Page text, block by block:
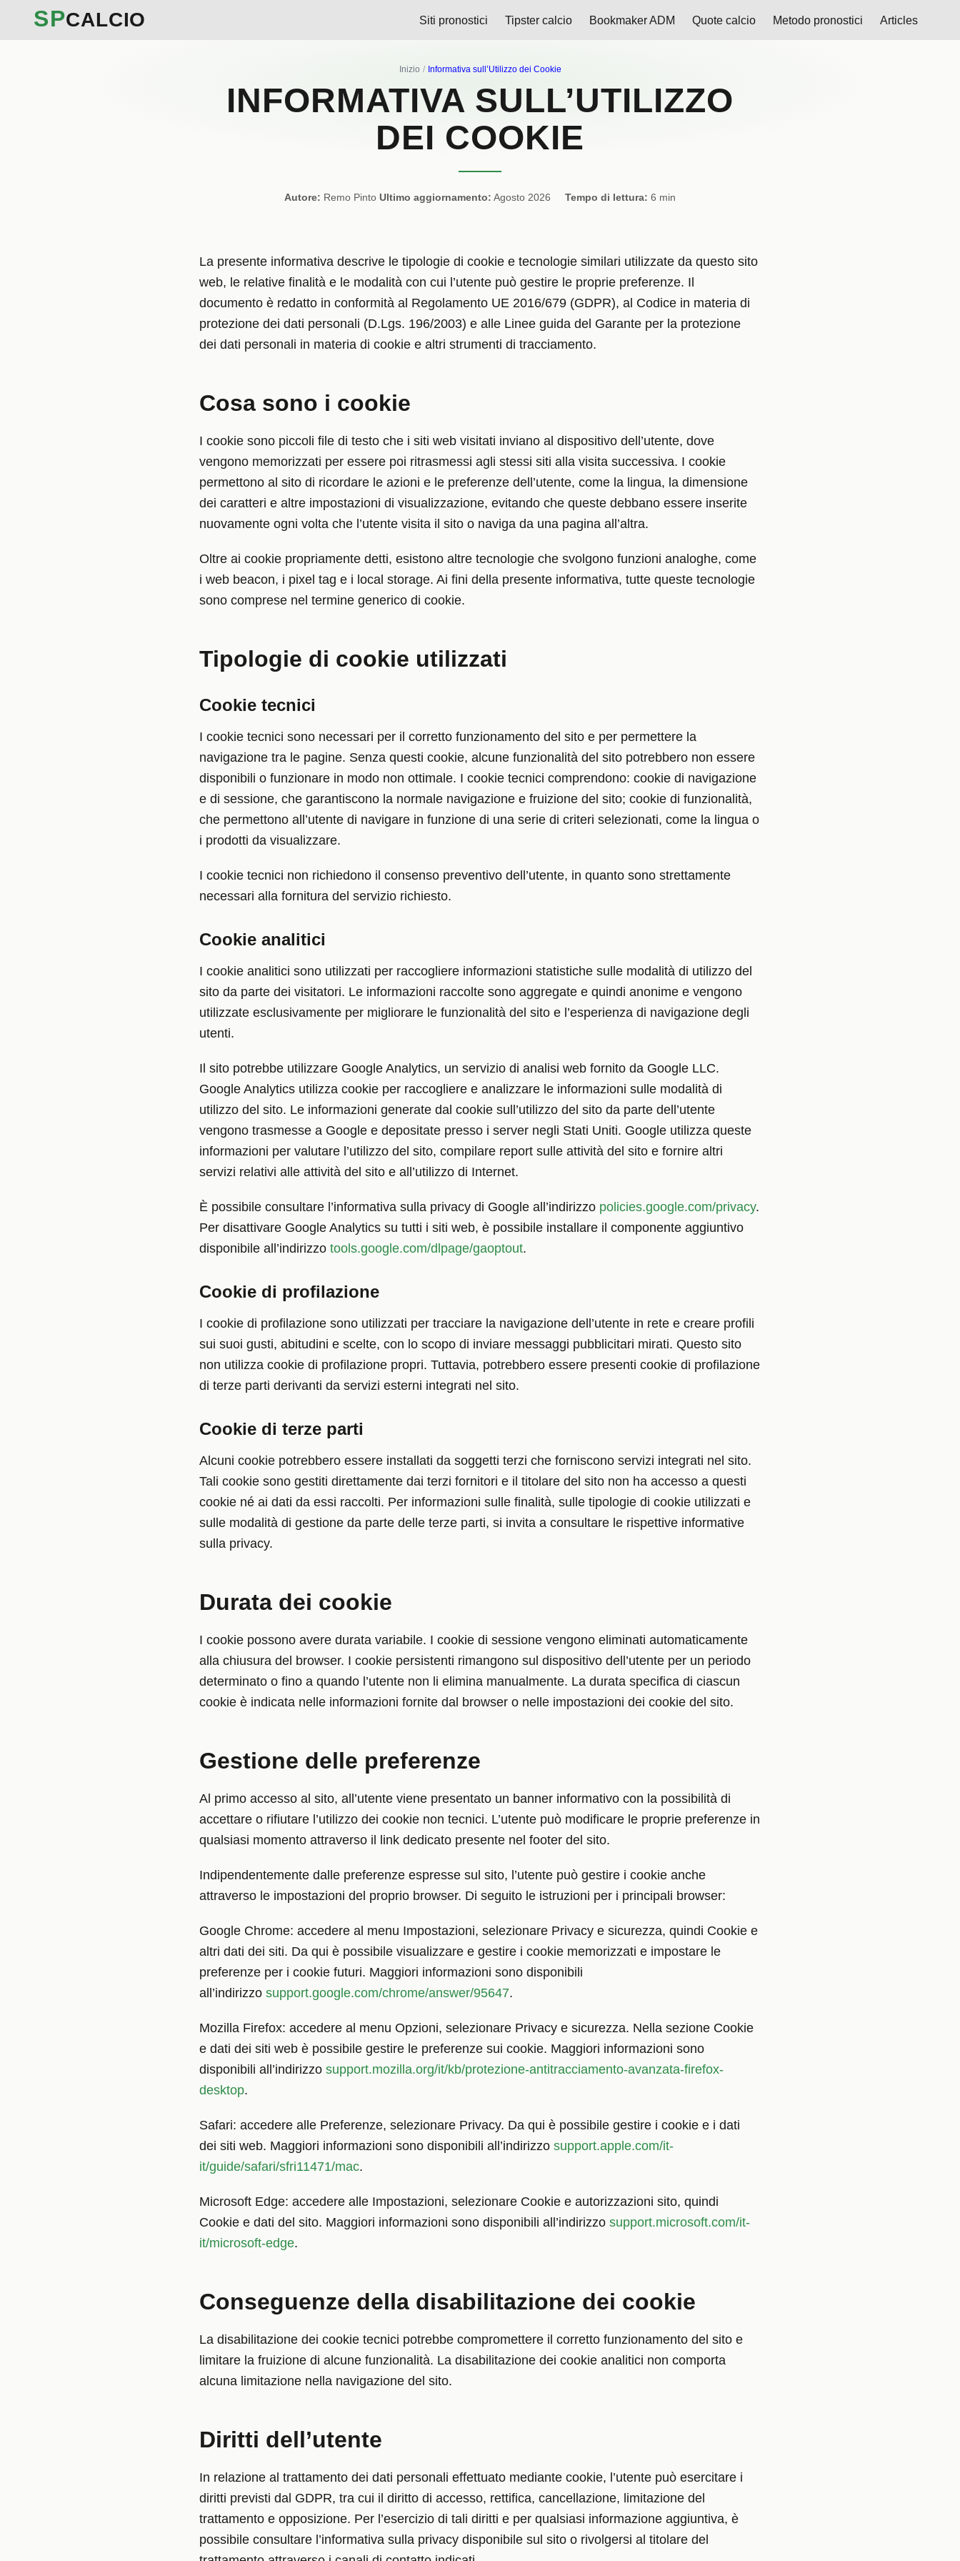
SPCALCIO Siti pronostici Tipster calcio Bookmaker ADM Quote calcio Metodo pronostici Articles
Inizio Informativa sull’Utilizzo dei Cookie
INFORMATIVA SULL’UTILIZZO
DEI COOKIE
Autore: Remo Pinto Ultimo aggiornamento: Agosto 2026 Tempo di lettura: 6 min
La presente informativa descrive le tipologie di cookie e tecnologie similari utilizzate da questo sito
web, le relative finalità e le modalità con cui l’utente può gestire le proprie preferenze. Il
documento è redatto in conformità al Regolamento UE 2016/679 (GDPR), al Codice in materia di
protezione dei dati personali (D.Lgs. 196/2003) e alle Linee guida del Garante per la protezione
dei dati personali in materia di cookie e altri strumenti di tracciamento.
Cosa sono i cookie
I cookie sono piccoli file di testo che i siti web visitati inviano al dispositivo dell’utente, dove
vengono memorizzati per essere poi ritrasmessi agli stessi siti alla visita successiva. I cookie
permettono al sito di ricordare le azioni e le preferenze dell’utente, come la lingua, la dimensione
dei caratteri e altre impostazioni di visualizzazione, evitando che queste debbano essere inserite
nuovamente ogni volta che l’utente visita il sito o naviga da una pagina all’altra.
Oltre ai cookie propriamente detti, esistono altre tecnologie che svolgono funzioni analoghe, come
i web beacon, i pixel tag e i local storage. Ai fini della presente informativa, tutte queste tecnologie
sono comprese nel termine generico di cookie.
Tipologie di cookie utilizzati
Cookie tecnici
I cookie tecnici sono necessari per il corretto funzionamento del sito e per permettere la
navigazione tra le pagine. Senza questi cookie, alcune funzionalità del sito potrebbero non essere
disponibili o funzionare in modo non ottimale. I cookie tecnici comprendono: cookie di navigazione
e di sessione, che garantiscono la normale navigazione e fruizione del sito; cookie di funzionalità,
che permettono all’utente di navigare in funzione di una serie di criteri selezionati, come la lingua o
i prodotti da visualizzare.
I cookie tecnici non richiedono il consenso preventivo dell’utente, in quanto sono strettamente
necessari alla fornitura del servizio richiesto.
Cookie analitici
I cookie analitici sono utilizzati per raccogliere informazioni statistiche sulle modalità di utilizzo del
sito da parte dei visitatori. Le informazioni raccolte sono aggregate e quindi anonime e vengono
utilizzate esclusivamente per migliorare le funzionalità del sito e l’esperienza di navigazione degli
utenti.
Il sito potrebbe utilizzare Google Analytics, un servizio di analisi web fornito da Google LLC.
Google Analytics utilizza cookie per raccogliere e analizzare le informazioni sulle modalità di
utilizzo del sito. Le informazioni generate dal cookie sull’utilizzo del sito da parte dell’utente
vengono trasmesse a Google e depositate presso i server negli Stati Uniti. Google utilizza queste
informazioni per valutare l’utilizzo del sito, compilare report sulle attività del sito e fornire altri
servizi relativi alle attività del sito e all’utilizzo di Internet.
È possibile consultare l’informativa sulla privacy di Google all’indirizzo policies.google.com/privacy.
Per disattivare Google Analytics su tutti i siti web, è possibile installare il componente aggiuntivo
disponibile all’indirizzotools.google.com/dlpage/gaoptout.
Cookie di profilazione
I cookie di profilazione sono utilizzati per tracciare la navigazione dell’utente in rete e creare profili
sui suoi gusti, abitudini e scelte, con lo scopo di inviare messaggi pubblicitari mirati. Questo sito
non utilizza cookie di profilazione propri. Tuttavia, potrebbero essere presenti cookie di profilazione
di terze parti derivanti da servizi esterni integrati nel sito.
Cookie di terze parti
Alcuni cookie potrebbero essere installati da soggetti terzi che forniscono servizi integrati nel sito.
Tali cookie sono gestiti direttamente dai terzi fornitori e il titolare del sito non ha accesso a questi
cookie né ai dati da essi raccolti. Per informazioni sulle finalità, sulle tipologie di cookie utilizzati e
sulle modalità di gestione da parte delle terze parti, si invita a consultare le rispettive informative
sulla privacy.
Durata dei cookie
I cookie possono avere durata variabile. I cookie di sessione vengono eliminati automaticamente
alla chiusura del browser. I cookie persistenti rimangono sul dispositivo dell’utente per un periodo
determinato o fino a quando l’utente non li elimina manualmente. La durata specifica di ciascun
cookie è indicata nelle informazioni fornite dal browser o nelle impostazioni dei cookie del sito.
Gestione delle preferenze
Al primo accesso al sito, all’utente viene presentato un banner informativo con la possibilità di
accettare o rifiutare l’utilizzo dei cookie non tecnici. L’utente può modificare le proprie preferenze in
qualsiasi momento attraverso il link dedicato presente nel footer del sito.
Indipendentemente dalle preferenze espresse sul sito, l’utente può gestire i cookie anche
attraverso le impostazioni del proprio browser. Di seguito le istruzioni per i principali browser:
Google Chrome: accedere al menu Impostazioni, selezionare Privacy e sicurezza, quindi Cookie e
altri dati dei siti. Da qui è possibile visualizzare e gestire i cookie memorizzati e impostare le
preferenze per i cookie futuri. Maggiori informazioni sono disponibili
all’indirizzosupport.google.com/chrome/answer/95647.
Mozilla Firefox: accedere al menu Opzioni, selezionare Privacy e sicurezza. Nella sezione Cookie
e dati dei siti web è possibile gestire le preferenze sui cookie. Maggiori informazioni sono
disponibili all’indirizzosupport.mozilla.org/it/kb/protezione-antitracciamento-avanzata-firefox-
desktop.
Safari: accedere alle Preferenze, selezionare Privacy. Da qui è possibile gestire i cookie e i dati
dei siti web. Maggiori informazioni sono disponibili all’indirizzosupport.apple.com/it-
it/guide/safari/sfri11471/mac.
Microsoft Edge: accedere alle Impostazioni, selezionare Cookie e autorizzazioni sito, quindi
Cookie e dati del sito. Maggiori informazioni sono disponibili all’indirizzosupport.microsoft.com/it-
it/microsoft-edge.
Conseguenze della disabilitazione dei cookie
La disabilitazione dei cookie tecnici potrebbe compromettere il corretto funzionamento del sito e
limitare la fruizione di alcune funzionalità. La disabilitazione dei cookie analitici non comporta
alcuna limitazione nella navigazione del sito.
Diritti dell’utente
In relazione al trattamento dei dati personali effettuato mediante cookie, l’utente può esercitare i
diritti previsti dal GDPR, tra cui il diritto di accesso, rettifica, cancellazione, limitazione del
trattamento e opposizione. Per l’esercizio di tali diritti e per qualsiasi informazione aggiuntiva, è
possibile consultare l’informativa sulla privacy disponibile sul sito o rivolgersi al titolare del